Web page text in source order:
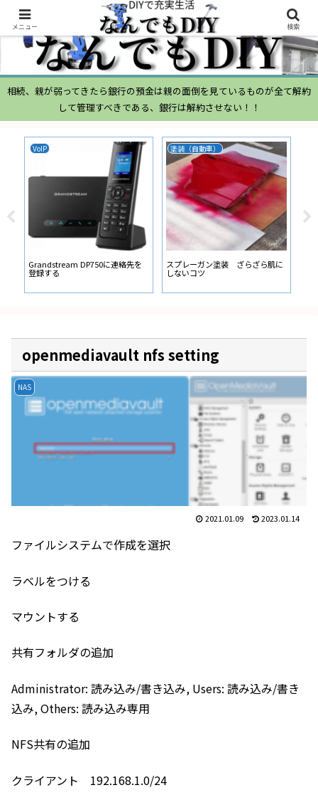
相続、親が弱ってきたら銀行の預金は親の面倒を見ているものが全て解約
して管理すべきである、銀行は解約させない！！
VoIP
Grandstream DP750に連絡先を
登録する
塗装（自動車）
スプレーガン塗装 ざらざら肌に
しないコツ
ム
openmediavault nfs setting
NAS
2021.01.09 2023.01.14
ファイルシステムで作成を選択
ラベルをつける
マウントする
共有フォルダの追加
Administrator: 読み込み/書き込み, Users: 読み込み/書き
込み, Others: 読み込み専用
NFS共有の追加
クライアント 192.168.1.0/24
メニュー 検索